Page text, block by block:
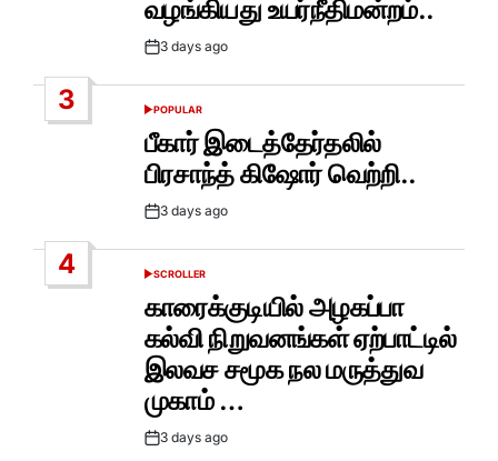
வழங்கியது உயர்நீதிமன்றம்..
Post3 days ago
3
POSTED
IN
POPULAR
பீகார் இடைத்தேர்தலில்
பிரசாந்த் கிஷோர் வெற்றி..
Post3 days ago
4
POSTED
SCROLLER
காரைக்குடியில் அழகப்பா
கல்வி நிறுவனங்கள் ஏற்பாட்டில்
இலவச சமூக நல மருத்துவ
முகாம் …
Post3 days ago